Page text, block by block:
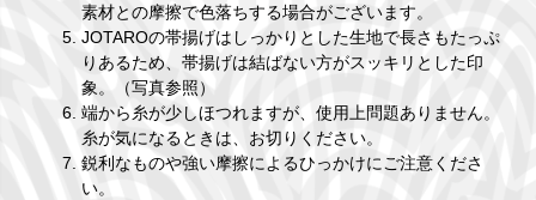
素材との摩擦で色落ちする場合がございます。
JOTAROの帯揚げはしっかりとした生地で長さもたっぷ
りあるため、帯揚げは結ばない方がスッキリとした印
象。（写真参照）
端から糸が少しほつれますが、使用上問題ありません。
糸が気になるときは、お切りください。
鋭利なものや強い摩擦によるひっかけにご注意くださ
い。